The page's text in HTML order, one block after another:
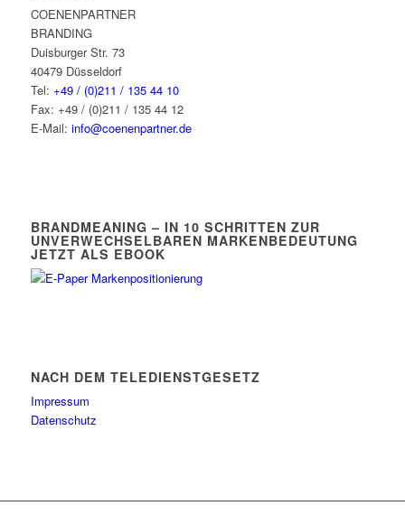
COENENPARTNER
BRANDING
Duisburger Str. 73
40479 Düsseldorf
Tel: +49 / (0)211 / 135 44 10
Fax: +49 / (0)211 / 135 44 12
E-Mail: info@coenenpartner.de
BRANDMEANING – IN 10 SCHRITTEN ZUR
UNVERWECHSELBAREN MARKENBEDEUTUNG
JETZT ALS EBOOK
NACH DEM TELEDIENSTGESETZ
Impressum
Datenschutz